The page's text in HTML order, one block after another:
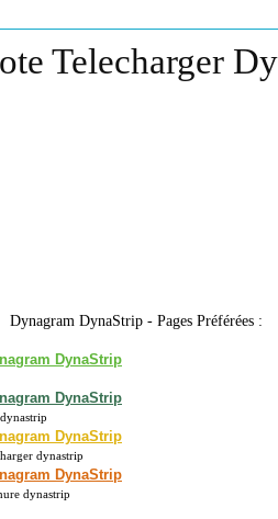
Telecharger
Dynagram DynaStrip - Pages Préférées :
DynaStrip
DynaStrip
DynaStrip
dynastrip
DynaStrip
dynastrip